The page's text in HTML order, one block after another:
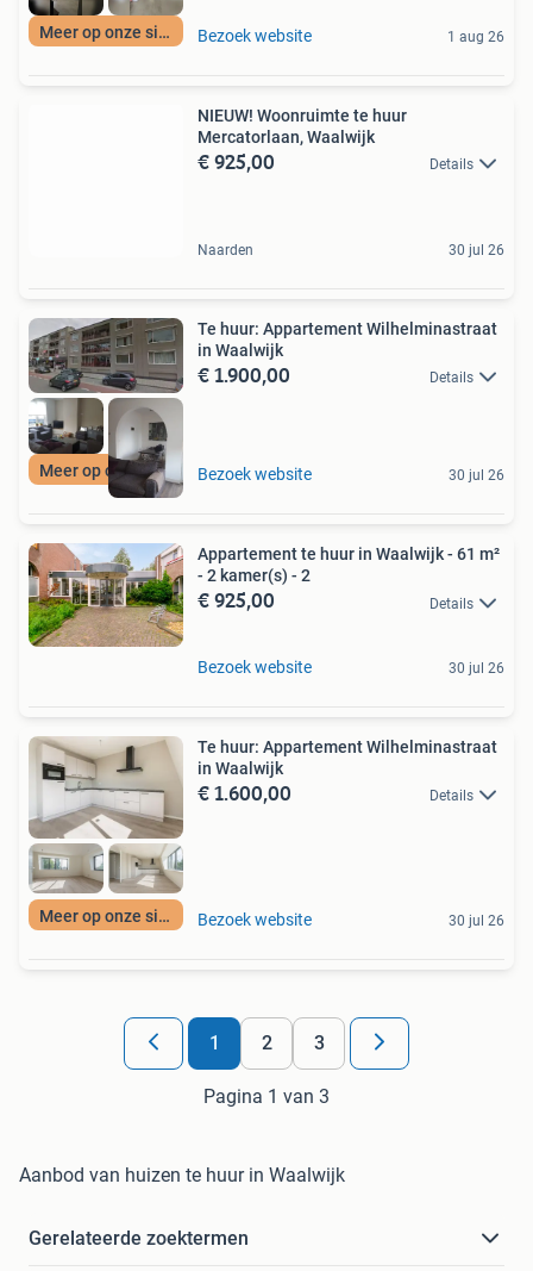
Meer op onze site Bezoek website 1 aug 26
NIEUW! Woonruimte te huur
Mercatorlaan, Waalwijk
€ 925,00 Details
Naarden 30 jul 26
Meer op onze site
Te huur: Appartement Wilhelminastraat
in Waalwijk
€ 1.900,00 Details
Bezoek website 30 jul 26
Appartement te huur in Waalwijk - 61 m²
- 2 kamer(s) - 2
€ 925,00 Details
Bezoek website 30 jul 26
Meer op onze site
Te huur: Appartement Wilhelminastraat
in Waalwijk
€ 1.600,00 Details
Bezoek website 30 jul 26
1 2 3
Pagina 1 van 3
Aanbod van huizen te huur in Waalwijk
Gerelateerde zoektermen